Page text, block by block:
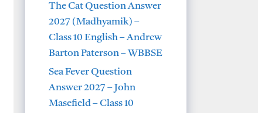
The Cat Question Answer
2027 (Madhyamik) –
Class 10 English – Andrew
Barton Paterson – WBBSE
Sea Fever Question
Answer 2027 – John
Masefield – Class 10